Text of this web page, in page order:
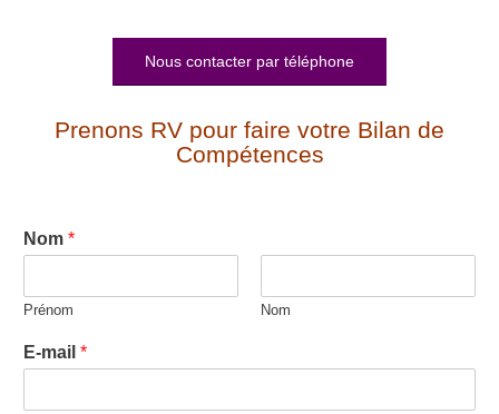
Nous contacter par téléphone
Prenons RV pour faire votre Bilan de
Compétences
Nom *
Prénom Nom
E-mail *